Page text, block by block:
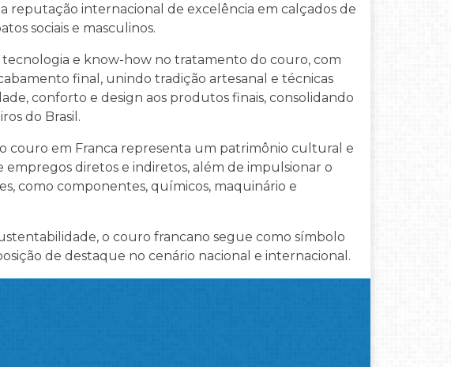
reputação internacional de excelência em calçados de
sociais e masculinos.
e know-how no tratamento do couro, com
final, unindo tradição artesanal e técnicas
conforto e design aos produtos finais, consolidando
do Brasil.
couro em Franca representa um patrimônio cultural e
empregos diretos e indiretos, além de impulsionar o
como componentes, químicos, maquinário e
o couro francano segue como símbolo
de destaque no cenário nacional e internacional.